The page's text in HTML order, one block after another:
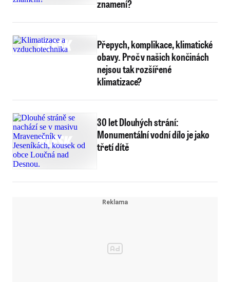
znamení?
Přepych, komplikace, klimatické
obavy. Proč v našich končinách
nejsou tak rozšířené
klimatizace?
30 let Dlouhých strání:
Monumentální vodní dílo je jako
třetí dítě